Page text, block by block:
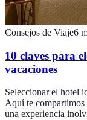
Consejos de Viaje6
10 claves para
vacaciones
Seleccionar el hotel
Aquí te compartimos
una experiencia